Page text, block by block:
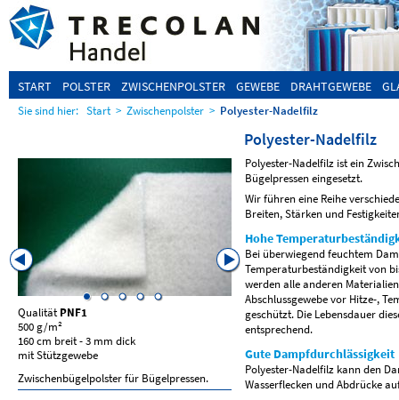
START POLSTER ZWISCHENPOLSTER GEWEBE DRAHTGEWEBE
Sie sind hier: Start > Zwischenpolster > Polyester-Nadelfilz
Polyester-Nadelfilz
Polyester-Nadelfilz ist ein
Bügelpressen eingesetzt.
Wir führen eine Reihe
Breiten, Stärken und
Hohe
Bei überwiegend feuchtem
Temperaturbeständigkeit von
werden alle anderen
Abschlussgewebe vor Hitze-,
geschützt. Die Lebensdauer
entsprechend.
Gute Dampfdurchlässigkeit
Polyester-Nadelfilz kann den
Wasserflecken und Abdrücke
Qualität PNF1
500 g/m²
160 cm breit - 3 mm dick
mit Stützgewebe
Zwischenbügelpolster für Bügelpressen.
QualitätPNF2
650 g/m²
130 cm und 150 cm breit
6 und 8 mm dick
Zwischenbügelpolster für
Tische preisgünstige